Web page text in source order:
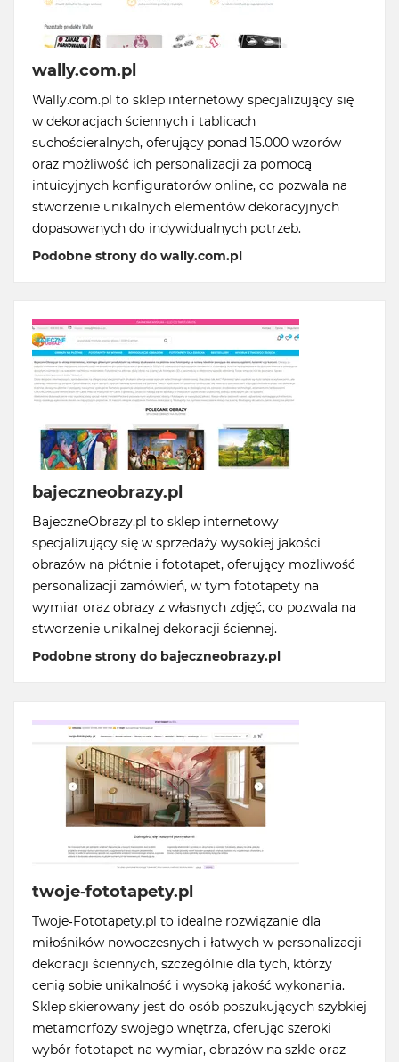
wally.com.pl
Wally.com.pl to sklep internetowy specjalizujący się
w dekoracjach ściennych i tablicach
suchościeralnych, oferujący ponad 15.000 wzorów
oraz możliwość ich personalizacji za pomocą
intuicyjnych konfiguratorów online, co pozwala na
stworzenie unikalnych elementów dekoracyjnych
dopasowanych do indywidualnych potrzeb.
Podobne strony do wally.com.pl
bajeczneobrazy.pl
BajeczneObrazy.pl to sklep internetowy
specjalizujący się w sprzedaży wysokiej jakości
obrazów na płótnie i fototapet, oferujący możliwość
personalizacji zamówień, w tym fototapety na
wymiar oraz obrazy z własnych zdjęć, co pozwala na
stworzenie unikalnej dekoracji ściennej.
Podobne strony do bajeczneobrazy.pl
twoje-fototapety.pl
Twoje-Fototapety.pl to idealne rozwiązanie dla
miłośników nowoczesnych i łatwych w personalizacji
dekoracji ściennych, szczególnie dla tych, którzy
cenią sobie unikalność i wysoką jakość wykonania.
Sklep skierowany jest do osób poszukujących szybkiej
metamorfozy swojego wnętrza, oferując szeroki
wybór fototapet na wymiar, obrazów na szkle oraz